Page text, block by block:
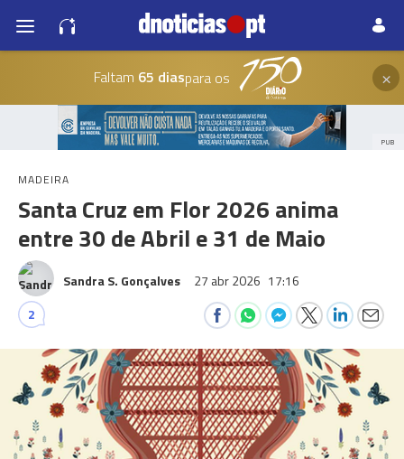
Faltam 65 diaspara os ×
PUB
MADEIRA
Santa Cruz em Flor 2026 anima
entre 30 de Abril e 31 de Maio
Sandra S. Gonçalves 27 abr 2026 17:16
2